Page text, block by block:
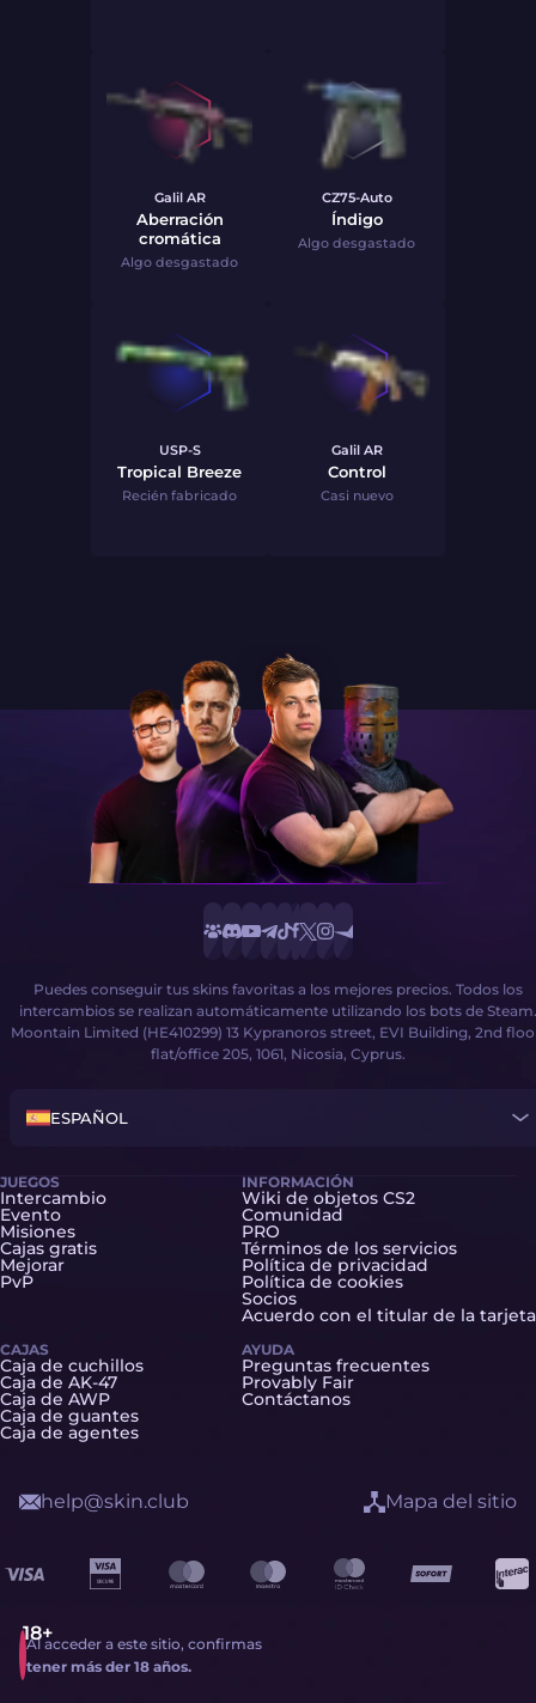
Galil AR
Aberración
cromática
Algo desgastado
CZ75-Auto
Índigo
Algo desgastado
USP-S
Tropical Breeze
Recién fabricado
Galil AR
Control
Casi nuevo
Puedes conseguir tus skins favoritas a los mejores precios. Todos los
intercambios se realizan automáticamente utilizando los bots de Steam.
Moontain Limited (HE410299) 13 Kypranoros street, EVI Building, 2nd
flat/office 205, 1061, Nicosia, Cyprus.
ESPAÑOL
JUEGOS
Intercambio
Evento
Misiones
Cajas gratis
Mejorar
PvP
CAJAS
Caja de cuchillos
Caja de AK-47
Caja de AWP
Caja de guantes
Caja de agentes
INFORMACIÓN
Wiki de objetos CS2
Comunidad
PRO
Términos de los servicios
Política de privacidad
Política de cookies
Socios
Acuerdo con el titular de la tarjeta
AYUDA
Preguntas frecuentes
Provably Fair
Contáctanos
Al acceder a este sitio, confirmas
tener más der 18 años.
help@skin.club Mapa del sitio